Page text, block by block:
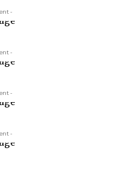
-
-
-
-